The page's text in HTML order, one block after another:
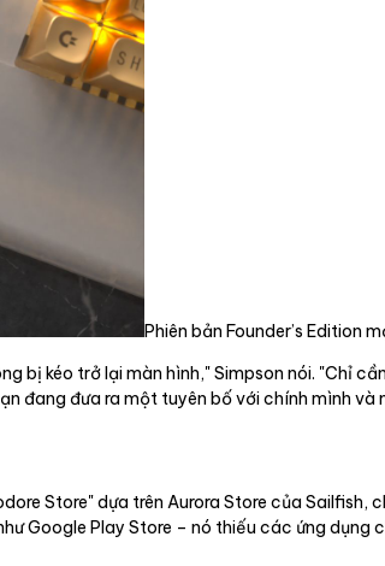
Phiên bản Founder’s Edition
bị kéo trở lại màn hình," Simpson nói. "Chỉ
đang đưa ra một tuyên bố với chính mình
Store" dựa trên Aurora Store của Sailfish,
Google Play Store – nó thiếu các ứng